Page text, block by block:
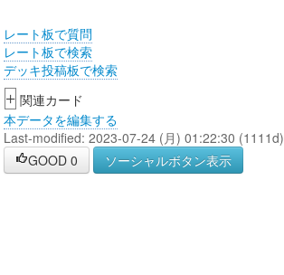
レート板で質問
レート板で検索
デッキ投稿板で検索
+ 関連カード
本データを編集する
Last-modified: 2023-07-24 (月) 01:22:30 (1111d)
GOOD 0 ソーシャルボタン表示